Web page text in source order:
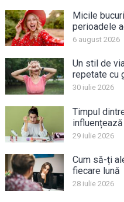
Micile
perioadele
6 august 2026
Un stil de
repetate cu
30 iulie 2026
Timpul
29 iulie 2026
Cum să-ți
fiecare lună
28 iulie 2026